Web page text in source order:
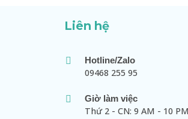
Liên hệ
Hotline/Zalo
09468 255 95
Giờ làm việc
Thứ 2 - CN: 9 AM - 10 PM